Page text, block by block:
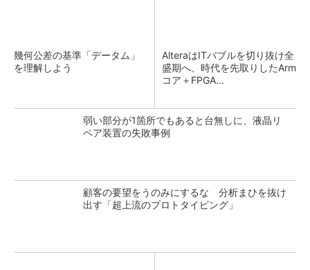
幾何公差の基準「データム」
を理解しよう
AlteraはITバブルを切り抜け全
盛期へ、時代を先取りしたArm
コア＋FPGA...
弱い部分が1箇所でもあると台無しに、液晶リ
ペア装置の失敗事例
顧客の要望をうのみにするな 分析まひを抜け
出す「超上流のプロトタイピング」